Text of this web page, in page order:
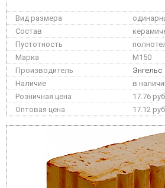
M150
Энгельс
в
17.76 руб.
17.12 руб.